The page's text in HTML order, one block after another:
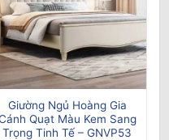
Giường Ngủ Hoàng Gia
Quạt Màu Kem Sang
Trọng Tinh Tế – GNVP53